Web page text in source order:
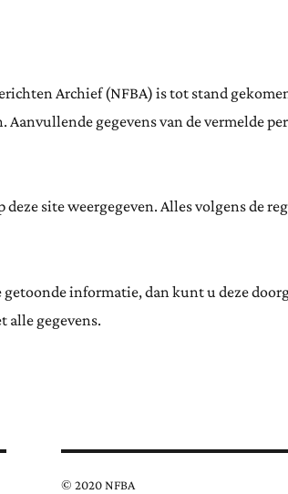
Archief (NFBA) is tot stand
gegevens van de vermelde
site weergegeven. Alles volgens de
informatie, dan kunt u deze
alle gegevens.
© 2020 NFBA